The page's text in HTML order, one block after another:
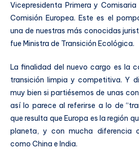
Vicepresidenta Primera y
Comisión Europea. Este es el
una de nuestras más conocidas
fue Ministra de Transición Ecológica.
La finalidad del nuevo cargo es la
transición limpia y competitiva. Y
muy bien si partiésemos de unas
así lo parece al referirse a lo de
que resulta que Europa es la región
planeta, y con mucha diferencia
como China e India.